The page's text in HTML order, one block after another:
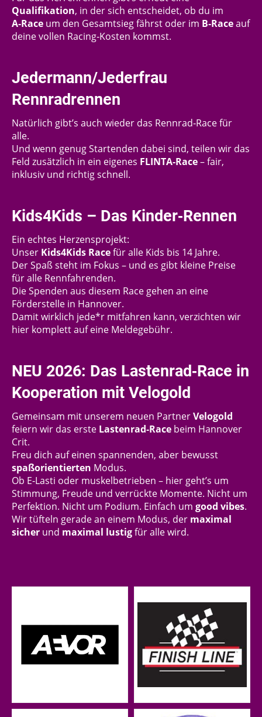
Qualifikation, in der sich entscheidet, ob du im
A‑Race um den Gesamtsieg fährst oder im B‑Raceauf
deine vollen Racing‑Kosten kommst.
Jedermann/Jederfrau
Rennradrennen
Natürlich gibt’s auch wieder das Rennrad‑Race für
alle.
Und wenn genug Startenden dabei sind, teilen wir das
Feld zusätzlich in ein eigenes FLINTA‑Race– fair,
inklusiv und richtig schnell.
Kids4Kids – Das Kinder‑Rennen
Ein echtes Herzensprojekt:
Unser Kids4Kids Racefür alle Kids bis 14 Jahre.
Der Spaß steht im Fokus – und es gibt kleine Preise
für alle Rennfahrenden.
Die Spenden aus diesem Race gehen an eine
Förderstelle in Hannover.
Damit wirklich jede*r mitfahren kann, verzichten wir
hier komplett auf eine Meldegebühr.
NEU 2026: Das Lastenrad‑Race in
Kooperation mit Velogold
Gemeinsam mit unserem neuen PartnerVelogold
feiern wir das erste Lastenrad‑Race beim Hannover
Crit.
Freu dich auf einen spannenden, aber bewusst
spaßorientierten Modus.
Ob E‑Lasti oder muskelbetrieben – hier geht’s um
Stimmung, Freude und verrückte Momente. Nicht um
Perfektion. Nicht um Podium. Einfach um good vibes.
Wir tüfteln gerade an einem Modus, der maximal
sicher und maximal lustigfür alle wird.